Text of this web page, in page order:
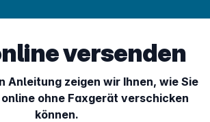
versenden
Anleitung zeigen wir Ihnen, wie Sie
online ohne Faxgerät verschicken
können.